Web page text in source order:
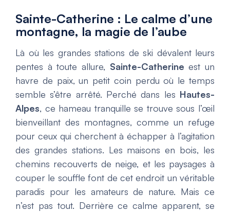
Sainte-Catherine : Le calme d’une
montagne, la magie de l’aube
Là où les grandes stations de ski dévalent leurs
pentes à toute allure, Sainte-Catherine est un
havre de paix, un petit coin perdu où le temps
semble s’être arrêté. Perché dans les Hautes-
Alpes, ce hameau tranquille se trouve sous l’œil
bienveillant des montagnes, comme un refuge
pour ceux qui cherchent à échapper à l’agitation
des grandes stations. Les maisons en bois, les
chemins recouverts de neige, et les paysages à
couper le souffle font de cet endroit un véritable
paradis pour les amateurs de nature. Mais ce
n’est pas tout. Derrière ce calme apparent, se